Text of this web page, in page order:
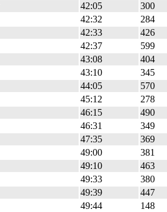
42:05
300
42:32
284
42:33
426
42:37
599
43:08
404
43:10
345
44:05
570
45:12
278
46:15
490
46:31
349
47:35
369
49:00
381
49:10
463
49:33
380
49:39
447
49:44
148